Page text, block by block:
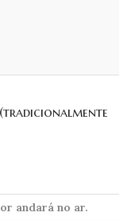
(tradicionalmente
andará no ar.